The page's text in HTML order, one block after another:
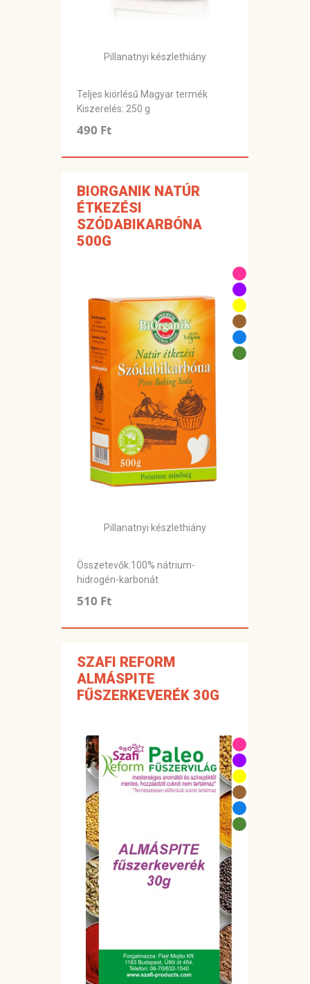
Pillanatnyi készlethiány
Teljes kiörlésű Magyar termék
Kiszerelés: 250 g
490 Ft
BIORGANIK NATÚR
ÉTKEZÉSI
SZÓDABIKARBÓNA
500G
Pillanatnyi készlethiány
Összetevők:100% nátrium-
hidrogén-karbonát
510 Ft
SZAFI REFORM
ALMÁSPITE
FŰSZERKEVERÉK 30G